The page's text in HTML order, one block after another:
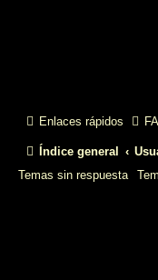
Enlaces rápidos
Índice general
Temas sin respuesta